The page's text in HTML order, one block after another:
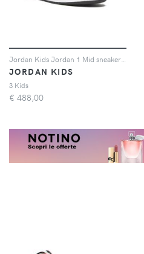
Jordan Kids Jordan 1 Mid sneakers - Bianco
JORDAN KIDS
3 Kids
€ 488,00